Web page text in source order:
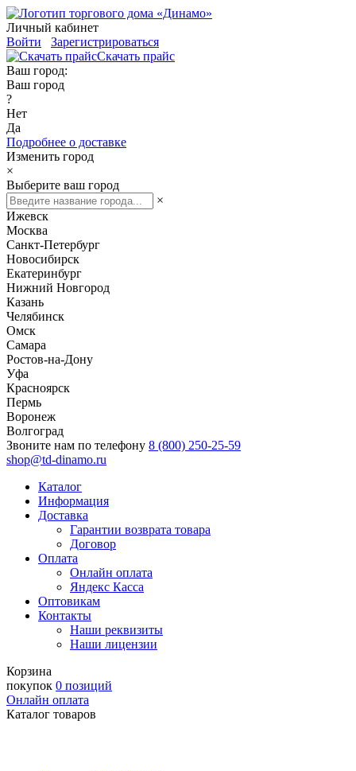
Личный кабинет
Войти
Зарегистрироваться
Скачать прайс
Ваш город:
Ваш город
?
Нет
Да
Подробнее о доставке
Изменить город
×
Выберите ваш город
×
Ижевск
Москва
Санкт-Петербург
Новосибирск
Екатеринбург
Нижний Новгород
Казань
Челябинск
Омск
Самара
Ростов-на-Дону
Уфа
Красноярск
Пермь
Воронеж
Волгоград
Звоните нам по телефону 8 (800) 250-25-59
shop@td-dinamo.ru
Каталог
Информация
Доставка
Гарантии возврата товара
Договор
Оплата
Онлайн оплата
Яндекс Касса
Оптовикам
Контакты
Наши реквизиты
Наши лицензии
Корзина
покупок 0 позиций
Онлайн оплата
Каталог товаров